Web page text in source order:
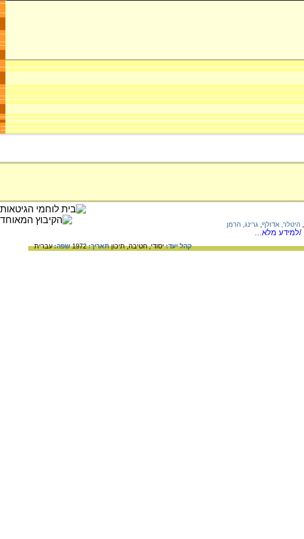
היטלר, אדולף גרינג, הרמן
/למידע מלא...
קהל יעד:יסודי,חטיבה,תיכוןתאריך:1972 שפה:עברית